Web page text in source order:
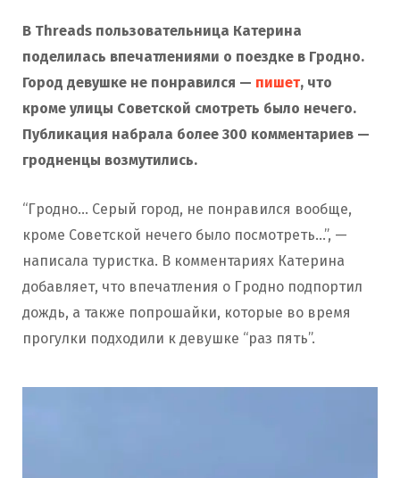
В Threads пользовательница Катерина
поделилась впечатлениями о поездке в Гродно.
Город девушке не понравился — пишет, что
кроме улицы Советской смотреть было нечего.
Публикация набрала более 300 комментариев —
гродненцы возмутились.
“Гродно… Серый город, не понравился вообще,
кроме Советской нечего было посмотреть…”, —
написала туристка. В комментариях Катерина
добавляет, что впечатления о Гродно подпортил
дождь, а также попрошайки, которые во время
прогулки подходили к девушке “раз пять”.